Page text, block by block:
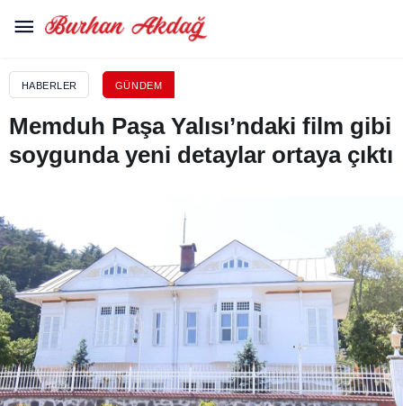
HABERLER GÜNDEM
Memduh Paşa Yalısı’ndaki film gibi
soygunda yeni detaylar ortaya çıktı